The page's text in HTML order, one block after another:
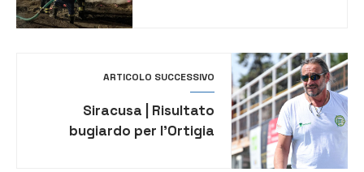
ARTICOLO SUCCESSIVO
Siracusa | Risultato
bugiardo per l’Ortigia